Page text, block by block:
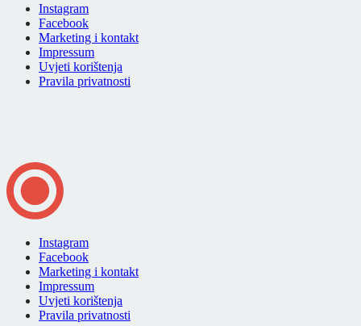
Instagram
Facebook
Marketing i kontakt
Impressum
Uvjeti korištenja
Pravila privatnosti
Instagram
Facebook
Marketing i kontakt
Impressum
Uvjeti korištenja
Pravila privatnosti